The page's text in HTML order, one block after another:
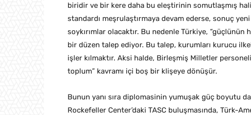
biridir ve bir kere daha bu eleştirinin somutlaşmış
standardı meşrulaştırmaya devam ederse, sonuç
soykırımlar olacaktır. Bu nedenle Türkiye,
bir düzen talep ediyor. Bu talep, kurumları kurucu
işler kılmaktır. Aksi halde, Birleşmiş Milletler
toplum” kavramı içi boş bir klişeye dönüşür.
Bunun yanı sıra diplomasinin yumuşak güç boyutu
Rockefeller Center’daki TASC buluşmasında, Türk-